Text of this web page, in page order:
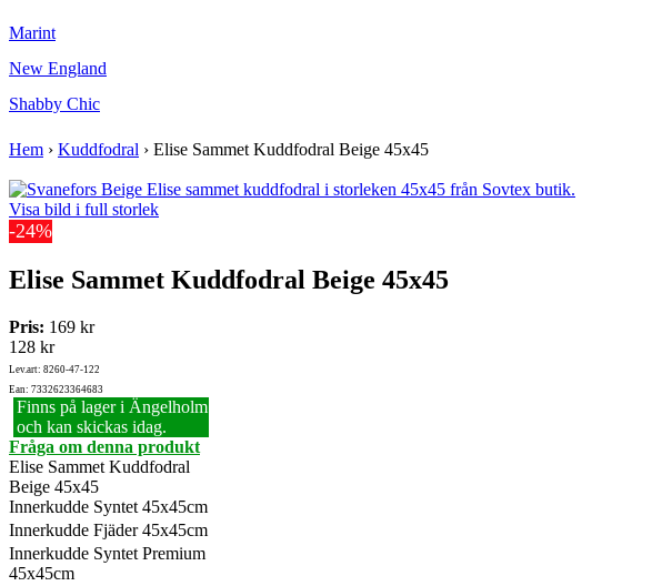
Marint
New England
Shabby Chic
Hem › Kuddfodral › Elise Sammet Kuddfodral Beige 45x45
Visa bild i full storlek
-24%
Elise Sammet Kuddfodral Beige 45x45
Pris: 169 kr
128 kr
Lev.art: 8260-47-122
Ean: 7332623364683
Finns på lager i Ängelholm
och kan skickas idag.
Fråga om denna produkt
Elise Sammet Kuddfodral
Beige 45x45
Innerkudde Syntet 45x45cm
Innerkudde Fjäder 45x45cm
Innerkudde Syntet Premium
45x45cm